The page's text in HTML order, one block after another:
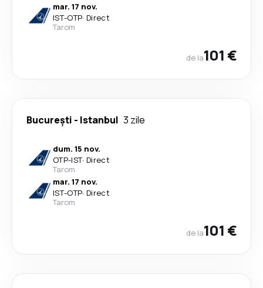
mar. 17 nov.
IST-OTP· Direct
Tarom
de la101 €
București - Istanbul 3 zile
dum. 15 nov.
OTP-IST· Direct
Tarom
mar. 17 nov.
IST-OTP· Direct
Tarom
de la101 €